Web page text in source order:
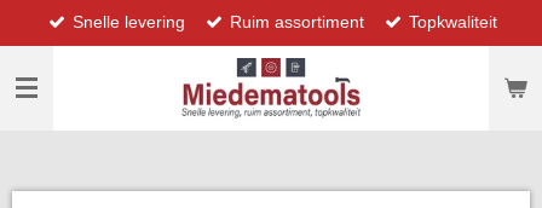
direct
naar
hoofdinhoud
Snelle levering Ruim assortiment Topkwaliteit